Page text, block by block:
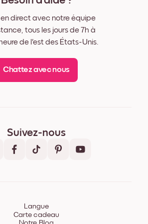
en direct avec notre équipe
tous les jours de 7h à
de l'est des États-Unis.
Chattez avec nous
Suivez-nous
Langue
Carte cadeau